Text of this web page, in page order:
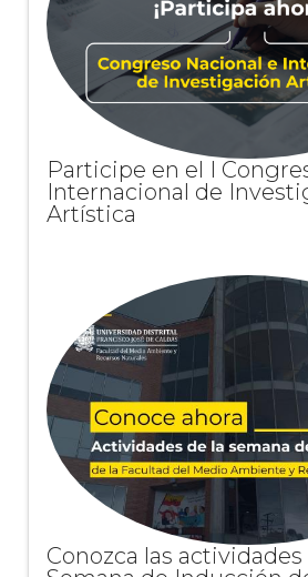
Participe en el I
Internacional de
Artística
Conozca las actividades